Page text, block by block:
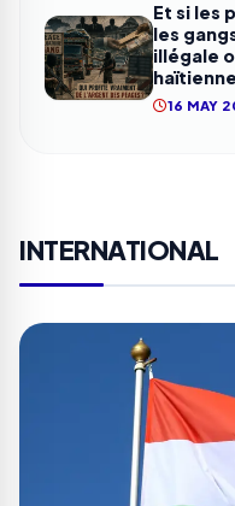
Et si les
les
illégale
16 MAY
INTERNATIONAL